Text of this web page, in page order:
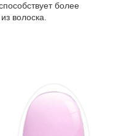
более
волоска.